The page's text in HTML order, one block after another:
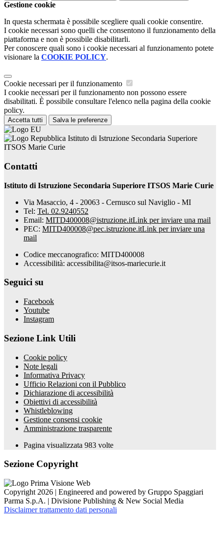
Gestione cookie
In questa schermata è possibile scegliere quali cookie consentire.
I cookie necessari sono quelli che consentono il funzionamento della
piattaforma e non è possibile disabilitarli.
Per conoscere quali sono i cookie necessari al funzionamento potete
visionare la COOKIE POLICY.
Cookie necessari per il funzionamento
I cookie necessari per il funzionamento non possono essere
disabilitati. È possibile consultare l'elenco nella pagina della cookie
policy.
Accetta tutti Salva le preferenze
Istituto di Istruzione Secondaria Superiore
ITSOS Marie Curie
Contatti
Istituto di Istruzione Secondaria Superiore ITSOS Marie Curie
Via Masaccio, 4 - 20063 - Cernusco sul Naviglio - MI
Tel: Tel. 02.9240552
Email: MITD400008@istruzione.itLink per inviare una mail
PEC: MITD400008@pec.istruzione.itLink per inviare una
mail
Codice meccanografico: MITD400008
Accessibilità: accessibilita@itsos-mariecurie.it
Seguici su
Facebook
Youtube
Instagram
Sezione Link Utili
Cookie policy
Note legali
Informativa Privacy
Ufficio Relazioni con il Pubblico
Dichiarazione di accessibilità
Obiettivi di accessibilità
Whistleblowing
Gestione consensi cookie
Amministrazione trasparente
Pagina visualizzata 983 volte
Sezione Copyright
Copyright 2026 | Engineered and powered by Gruppo Spaggiari
Parma S.p.A. | Divisione Publishing & New Social Media
Disclaimer trattamento dati personali